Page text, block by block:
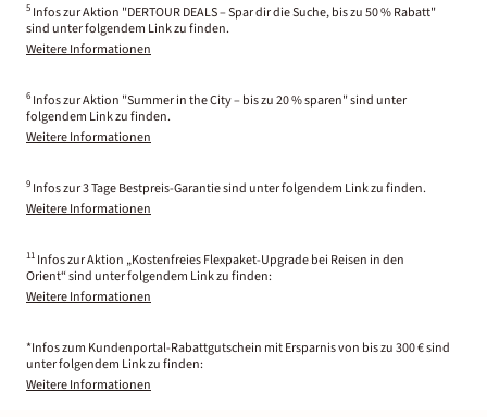
5 Infos zur Aktion "DERTOUR DEALS – Spar dir die Suche, bis zu 50 % Rabatt"
sind unter folgendem Link zu finden.
Weitere Informationen
6 Infos zur Aktion "Summer in the City – bis zu 20 % sparen" sind unter
folgendem Link zu finden.
Weitere Informationen
9 Infos zur 3 Tage Bestpreis-Garantie sind unter folgendem Link zu finden.
Weitere Informationen
11 Infos zur Aktion „Kostenfreies Flexpaket-Upgrade bei Reisen in den
Orient“ sind unter folgendem Link zu finden:
Weitere Informationen
*Infos zum Kundenportal-Rabattgutschein mit Ersparnis von bis zu 300 € sind
unter folgendem Link zu finden:
Weitere Informationen